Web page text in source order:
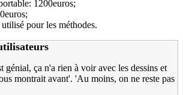
1200euros;
pour les méthodes.
génial, ça n'a rien à voir avec les dessins et
montrait avant'. 'Au moins, on ne reste pas